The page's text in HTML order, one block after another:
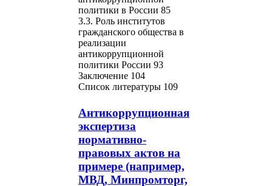
политики в России 85
3.3. Роль институтов
гражданского общества в
реализации
антикоррупционной
политики России 93
Заключение 104
Список литературы 109
Антикоррупционная
экспертиза
нормативно-
правовых актов на
примере (например,
МВД, Минпромторг,